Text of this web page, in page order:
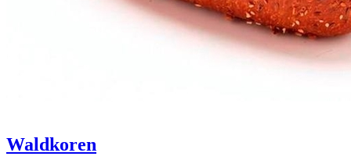
Waldkoren